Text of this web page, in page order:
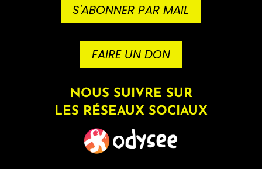
S'ABONNER PAR MAIL
FAIRE UN DON
NOUS SUIVRE SUR
LES RÉSEAUX SOCIAUX